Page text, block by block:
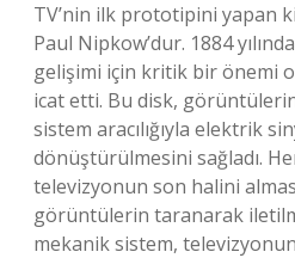
TV’nin ilk prototipini yapan
Paul Nipkow’dur. 1884
gelişimi için kritik bir önemi
icat etti. Bu disk,
sistem aracılığıyla elektrik
dönüştürülmesini sağladı.
televizyonun son halini
görüntülerin taranarak
mekanik sistem,